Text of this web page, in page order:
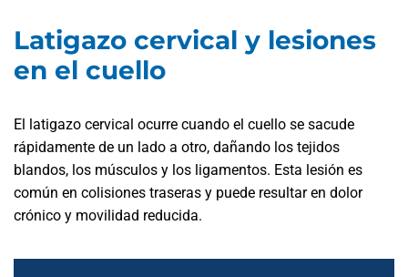
Latigazo cervical y lesiones
en el cuello
El latigazo cervical ocurre cuando el cuello se sacude
rápidamente de un lado a otro, dañando los tejidos
blandos, los músculos y los ligamentos. Esta lesión es
común en colisiones traseras y puede resultar en dolor
crónico y movilidad reducida.